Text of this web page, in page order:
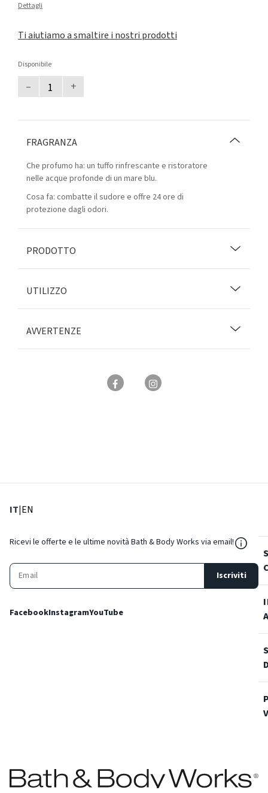
Dettagli
Ti aiutiamo a smaltire i nostri prodotti
Disponibile
– +
FRAGRANZA
Che profumo ha: un tuffo rinfrescante e ristoratore
nelle acque profonde di un mare blu.
Cosa fa: combatte il sudore e offre 24 ore di
protezione dagli odori.
PRODOTTO
UTILIZZO
AVVERTENZE
IT: Lingua corrente
|EN
Ricevi le offerte e le ultime novità Bath & Body Works via email!
Iscriviti
FacebookInstagramYouTube